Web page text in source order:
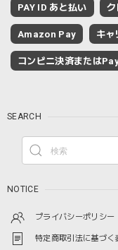
PAY ID あと払い ク
Amazon Pay キャ
コンビニ決済または
SEARCH
NOTICE
プライバシーポリシー
特定商取引法に基づく